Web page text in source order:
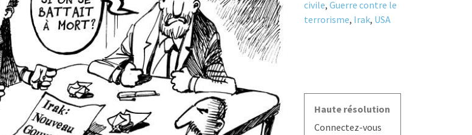
civile, Guerre contre le
terrorisme, Irak, USA
Haute résolution
Connectez-vous